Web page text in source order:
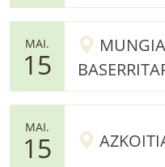
MAI.
15
MAI.
15